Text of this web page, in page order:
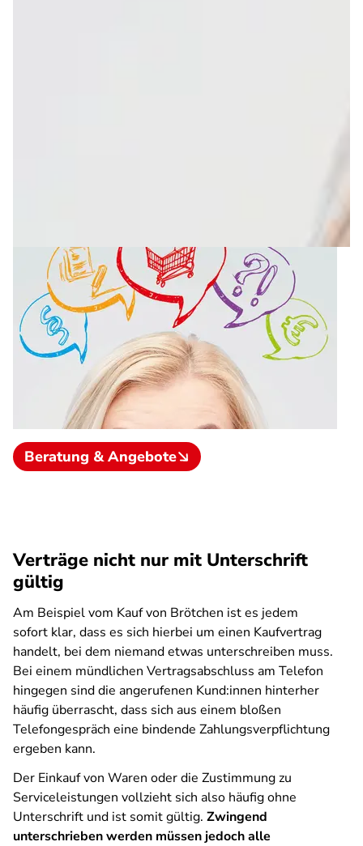
Beratung & Angebote
Verträge nicht nur mit Unterschrift
gültig
Am Beispiel vom Kauf von Brötchen ist es jedem
sofort klar, dass es sich hierbei um einen Kaufvertrag
handelt, bei dem niemand etwas unterschreiben muss.
Bei einem mündlichen Vertragsabschluss am Telefon
hingegen sind die angerufenen Kund:innen hinterher
häufig überrascht, dass sich aus einem bloßen
Telefongespräch eine bindende Zahlungsverpflichtung
ergeben kann.
Der Einkauf von Waren oder die Zustimmung zu
Serviceleistungen vollzieht sich also häufig ohne
Unterschrift und ist somit gültig. Zwingend
unterschrieben werden müssen jedoch alle